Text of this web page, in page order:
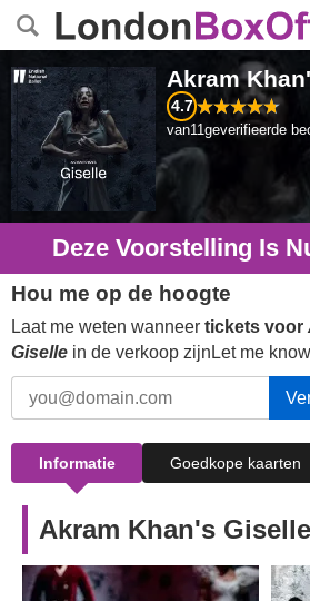
Akram
4.7
van11geverifieerde
Deze Voorstelling Is
Hou me op de hoogte
Laat me weten wanneer tickets voor
Giselle in de verkoop zijnLet me
Informatie Goedkope kaarten
Akram Khan's